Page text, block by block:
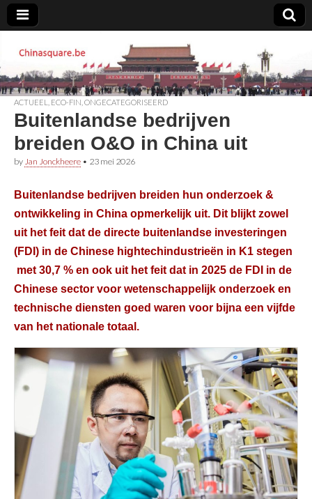
Chinasquare.be
ACTUEEL ECO-FIN ONGECATEGORISEERD
Buitenlandse bedrijven
breiden O&O in China uit
by Jan Jonckheere • 23 mei 2026
Buitenlandse bedrijven breiden hun onderzoek &
ontwikkeling in China opmerkelijk uit. Dit blijkt zowel
uit het feit dat de directe buitenlandse investeringen
(FDI) in de Chinese hightechindustrieën in K1 stegen
met 30,7 % en ook uit het feit dat in 2025 de FDI in de
Chinese sector voor wetenschappelijk onderzoek en
technische diensten goed waren voor bijna een vijfde
van het nationale totaal.